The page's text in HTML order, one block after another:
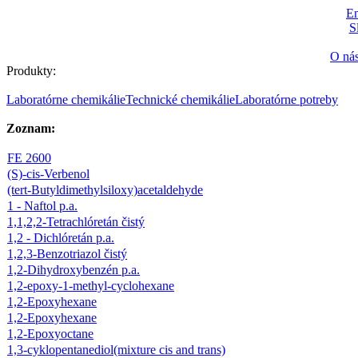
O
Produkty:
Laboratórne chemikálieTechnické chemikálieLaboratórne potreby
Zoznam:
FE 2600
(S)-cis-Verbenol
(tert-Butyldimethylsiloxy)acetaldehyde
1 - Naftol p.a.
1,1,2,2-Tetrachlóretán čistý
1,2 - Dichlóretán p.a.
1,2,3-Benzotriazol čistý
1,2-Dihydroxybenzén p.a.
1,2-epoxy-1-methyl-cyclohexane
1,2-Epoxyhexane
1,2-Epoxyhexane
1,2-Epoxyoctane
1,3-cyklopentanediol(mixture cis and trans)